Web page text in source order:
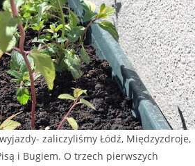
zaliczyliśmy Łódź, Międzyzdroje,
i Bugiem. O trzech pierwszych